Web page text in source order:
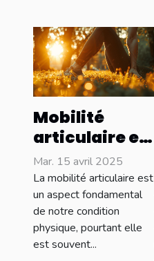
Mobilité
articulaire et
prévention
des blessures
les exercices
essentiels
souvent
Mar. 15 avril 2025
La mobilité articulaire est
un aspect fondamental
de notre condition
physique, pourtant elle
est souvent...